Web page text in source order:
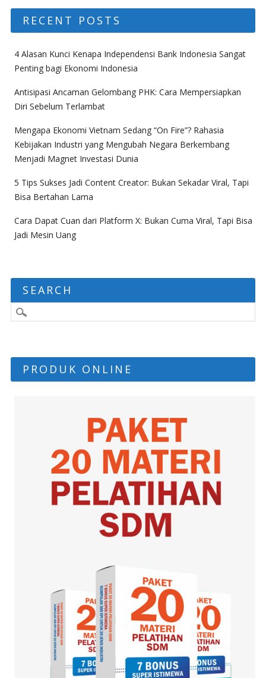
RECENT POSTS
4 Alasan Kunci Kenapa Independensi Bank Indonesia Sangat
Penting bagi Ekonomi Indonesia
Antisipasi Ancaman Gelombang PHK: Cara Mempersiapkan
Diri Sebelum Terlambat
Mengapa Ekonomi Vietnam Sedang “On Fire”? Rahasia
Kebijakan Industri yang Mengubah Negara Berkembang
Menjadi Magnet Investasi Dunia
5 Tips Sukses Jadi Content Creator: Bukan Sekadar Viral, Tapi
Bisa Bertahan Lama
Cara Dapat Cuan dari Platform X: Bukan Cuma Viral, Tapi Bisa
Jadi Mesin Uang
SEARCH
PRODUK ONLINE